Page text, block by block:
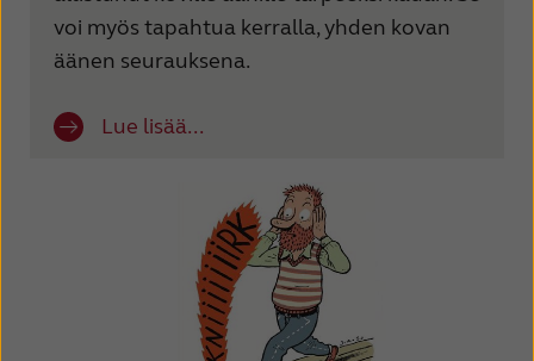
Latinoamérica Netherlands
New Zealand
Schweiz
United Kingdom
Österreich
日本
voi myös tapahtua kerralla, yhden kovan
äänen seurauksena.
Lue lisää...